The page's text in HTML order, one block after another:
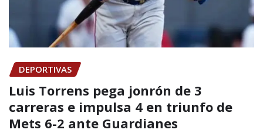
DEPORTIVAS
Luis Torrens pega jonrón de 3
carreras e impulsa 4 en triunfo de
Mets 6-2 ante Guardianes